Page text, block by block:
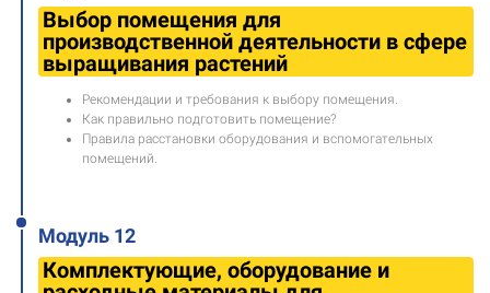
Выбор помещения для
производственной деятельности в сфере
выращивания растений
Рекомендации и требования к выбору помещения.
Как правильно подготовить помещение?
Правила расстановки оборудования и вспомогательных
помещений.
Модуль 12
Комплектующие, оборудование и